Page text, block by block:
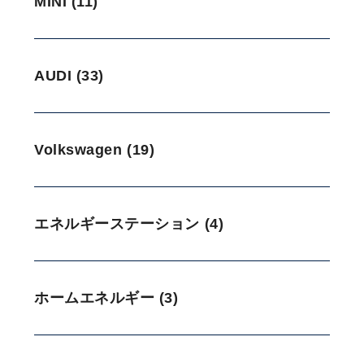
AUDI (33)
Volkswagen (19)
エネルギーステーション (4)
ホームエネルギー (3)